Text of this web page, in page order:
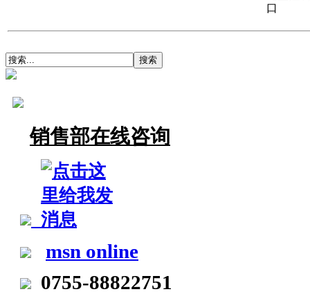
口
销售部在线咨询
msn online
0755-88822751